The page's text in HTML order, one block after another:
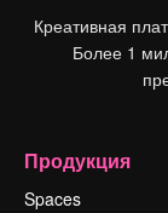
Креативная
Более 1
Продукция
Spaces